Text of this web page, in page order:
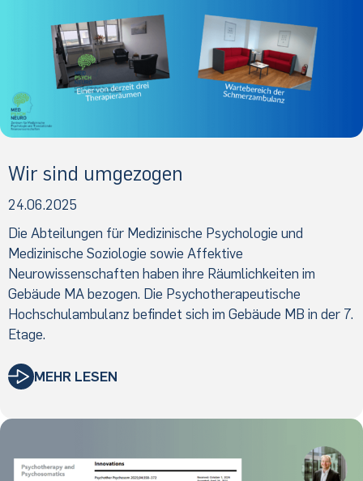
Wir sind umgezogen
24.06.2025
Die Abteilungen für Medizinische Psychologie und
Medizinische Soziologie sowie Affektive
Neurowissenschaften haben ihre Räumlichkeiten im
Gebäude MA bezogen. Die Psychotherapeutische
Hochschulambulanz befindet sich im Gebäude MB in der 7.
Etage.
MEHR LESEN